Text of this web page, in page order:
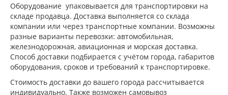
Оборудование упаковывается для транспортировки на
складе продавца. Доставка выполняется со склада
компании или через транспортные компании. Возможны
разные варианты перевозки: автомобильная,
железнодорожная, авиационная и морская доставка.
Способ доставки подбирается с учётом города, габаритов
оборудования, сроков и требований к транспортировке.
Стоимость доставки до вашего города рассчитывается
индивидуально. Также возможен самовывоз